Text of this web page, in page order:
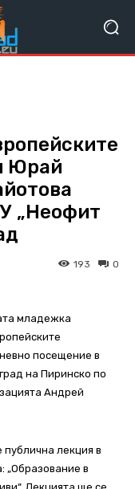
Юрай
„Неофит
0
193
младежка
посещение в
на Пиринско по
Андрей
лекция в
„Образование в